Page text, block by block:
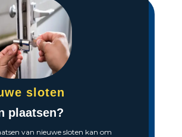
sloten
plaatsen?
van nieuwe sloten kan om